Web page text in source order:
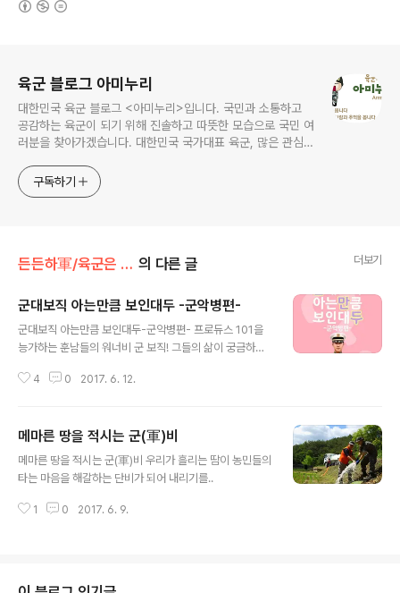
육군 블로그 아미누리
대한민국 육군 블로그 <아미누리>입니다. 국민과 소통하고
공감하는 육군이 되기 위해 진솔하고 따뜻한 모습으로 국민 여
러분을 찾아가겠습니다. 대한민국 국가대표 육군, 많은 관심과
구독하기
든든하軍/육군은 지금 의 다른 글 더보기
군대보직 아는만큼 보인대두 -군악병편-
군대보직 아는만큼 보인대두-군악병편- 프로듀스 101을
능가하는 훈남들의 워너비 군 보직! 그들의 삶이 궁금하다
4 0 2017. 6. 12.
메마른 땅을 적시는 군(軍)비
메마른 땅을 적시는 군(軍)비 우리가 흘리는 땀이 농민들의
타는 마음을 해갈하는 단비가 되어 내리기를..
1 0 2017. 6. 9.